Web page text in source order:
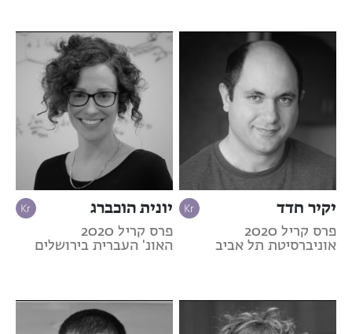
יקיר חדד
פרס קריל 2020
אוניברסיטת תל אביב
יונית הוכברג
פרס קריל 2020
האונ' העברית בירושלים